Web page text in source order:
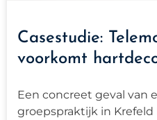
Casestudie:
voorkomt
Een concreet geval van
groepspraktijk in Krefeld